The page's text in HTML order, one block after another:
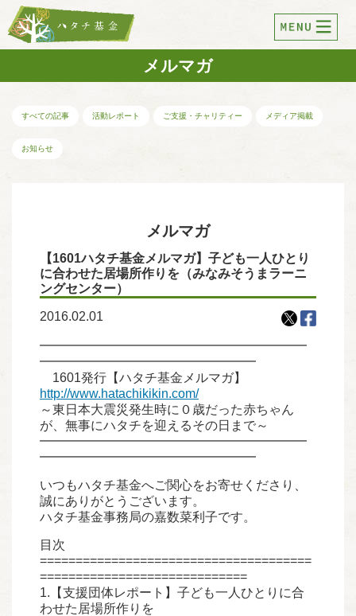
メルマガ
すべての記事 活動レポート ご支援・チャリティー メディア掲載
お知らせ
メルマガ
【1601ハタチ基金メルマガ】子ども一人ひとり
に合わせた居場所作りを（みなみそうまラーニ
ングセンター）
2016.02.01
━━━━━━━━━━━━━━━━━━━━━
━━━━━━━━━━━━━━━━━
1601発行【ハタチ基金メルマガ】
http://www.hatachikikin.com/
～東日本大震災発生時に０歳だった赤ちゃん
が、無事にハタチを迎えるその日まで～
━━━━━━━━━━━━━━━━━━━━━
━━━━━━━━━━━━━━━━━
いつもハタチ基金へご関心をお寄せくださり、
誠にありがとうございます。
ハタチ基金事務局の嘉数菜利子です。
目次
======================================
=============================
1.【支援団体レポート】子ども一人ひとりに合
わせた居場所作りを